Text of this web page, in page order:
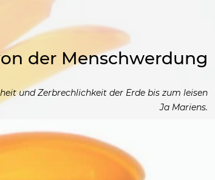
der Menschwerdung
und Zerbrechlichkeit der Erde bis zum leisen
Ja Mariens.